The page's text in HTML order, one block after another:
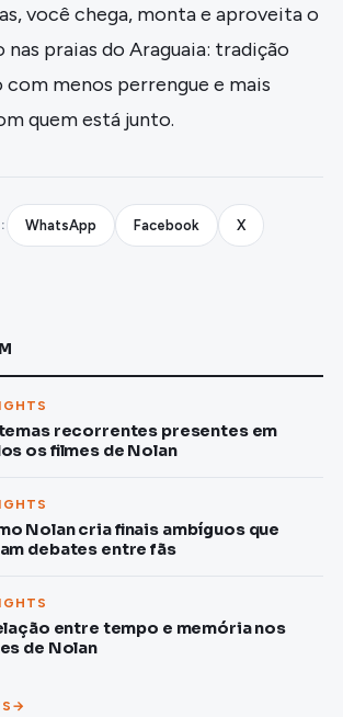
você chega, monta e aproveita o
praias do Araguaia: tradição
com menos perrengue e mais
quem está junto.
WhatsApp Facebook X
recorrentes presentes em
os filmes de Nolan
Nolan cria finais ambíguos que
debates entre fãs
entre tempo e memória nos
de Nolan